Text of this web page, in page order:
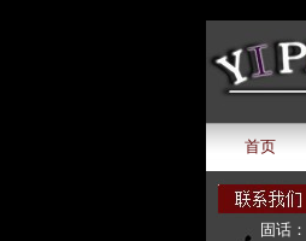
首页
固话：